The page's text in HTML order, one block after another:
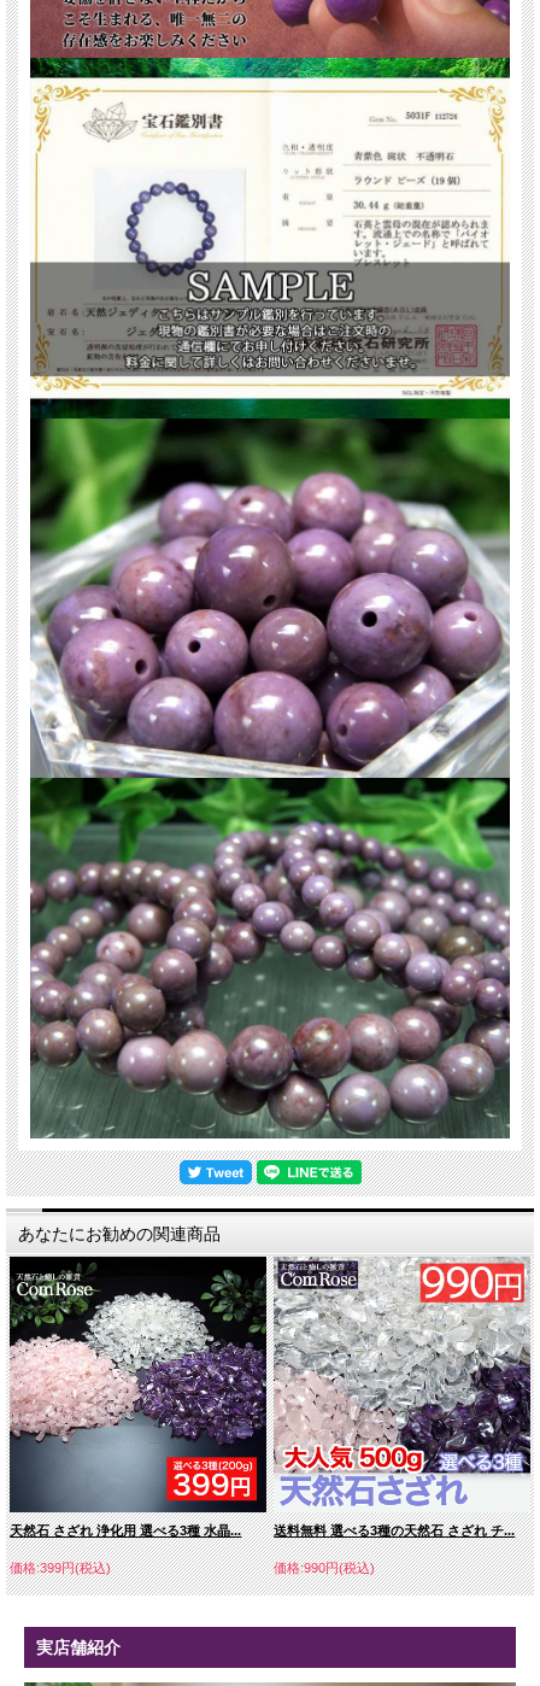
天然石 パワーストーン 海外直輸入 バイヤー厳選 プレゼント ギフト メンズ レデ
ィース 卸し 卸価格 実店舗 ハンドメイド サイズ直し コムローズ comrose
あなたにお勧めの関連商品
天然石 さざれ 浄化用 選べる3種 水晶...
価格:399円(税込)
送料無料 選べる3種の天然石 さざれ チ...
価格:990円(税込)
実店舗紹介